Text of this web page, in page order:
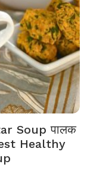
Soup पालक
Healthy